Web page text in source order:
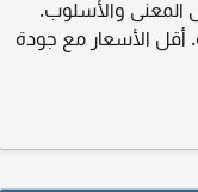
المعنى والأسلوب.
أقل الأسعار مع جودة